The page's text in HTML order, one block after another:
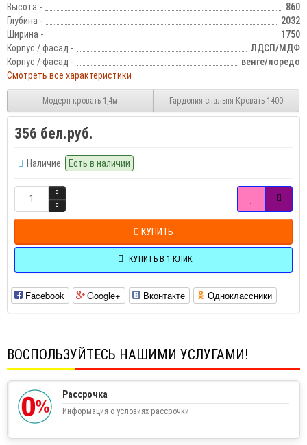
Высота -
860
Глубина -
2032
Ширина -
1750
Корпус / фасад -
ЛДСП/МДФ
Корпус / фасад -
венге/лоредо
Смотреть все характеристики
Модерн кровать 1,4м Гардония спальня Кровать 1400
356 бел.руб.
Наличие: Есть в наличии
КУПИТЬ
КУПИТЬ В 1 КЛИК
Facebook Google+ Вконтакте Одноклассники
ВОСПОЛЬЗУЙТЕСЬ НАШИМИ УСЛУГАМИ!
Рассрочка
Информация о условиях рассрочки